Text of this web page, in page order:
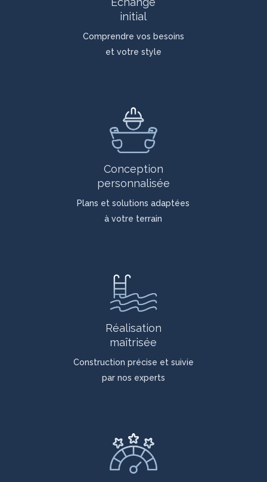
initial
Comprendre vos besoins
et votre style
Conception
personnalisée
Plans et solutions adaptées
à votre terrain
Réalisation
maîtrisée
Construction précise et suivie
par nos experts